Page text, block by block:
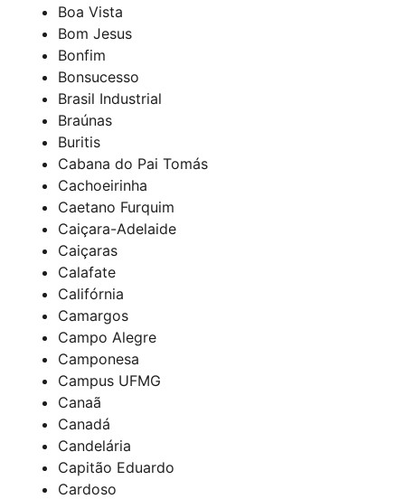
Boa Vista
Bom Jesus
Bonfim
Bonsucesso
Brasil Industrial
Braúnas
Buritis
Cabana do Pai Tomás
Cachoeirinha
Caetano Furquim
Caiçara-Adelaide
Caiçaras
Calafate
Califórnia
Camargos
Campo Alegre
Camponesa
Campus UFMG
Canaã
Canadá
Candelária
Capitão Eduardo
Cardoso